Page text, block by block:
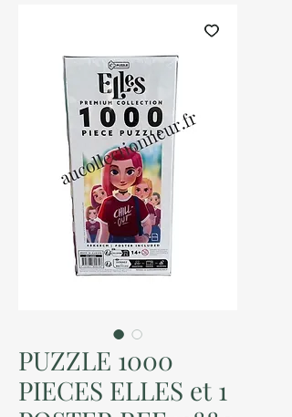
PUZZLE 1000
PIECES ELLES et 1